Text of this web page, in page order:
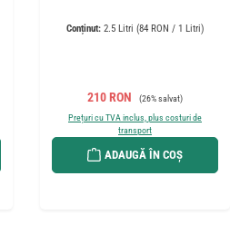
Conținut: 2.5 Litri (84 RON / 1 Litri)
Preț de vânzare:
210 RON Preț obișnuit:
(26% salvat)
Prețuri cu TVA inclus, plus costuri de
transport
ADAUGĂ ÎN COȘ